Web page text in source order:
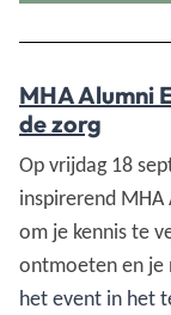
MHA Alumni
de zorg
Op vrijdag 18
inspirerend
om je kennis te
ontmoeten en je
het event in het